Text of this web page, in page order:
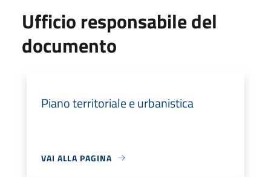
Ufficio responsabile del
documento
Piano territoriale e urbanistica
VAI ALLA PAGINA